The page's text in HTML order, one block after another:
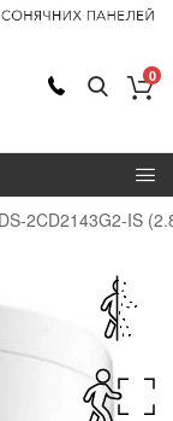
0
2CD2143G2-IS